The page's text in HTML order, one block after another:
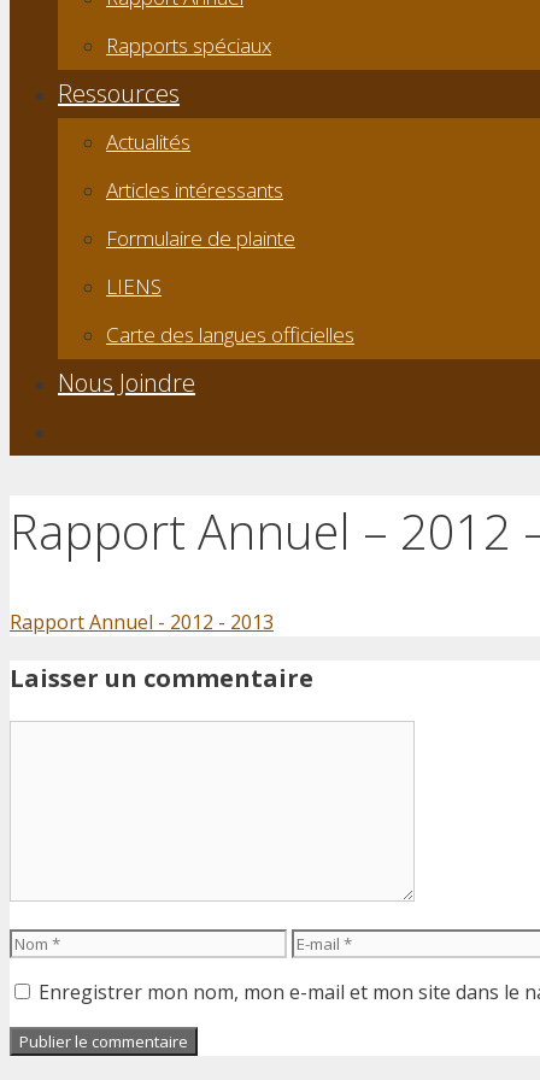
Rapports spéciaux
Ressources
Actualités
Articles intéressants
Formulaire de plainte
LIENS
Carte des langues officielles
Nous Joindre
Rapport Annuel – 2012
Rapport Annuel - 2012 - 2013
Laisser un commentaire
Nom
E-
Enregistrer mon nom, mon e-mail et mon site dans le